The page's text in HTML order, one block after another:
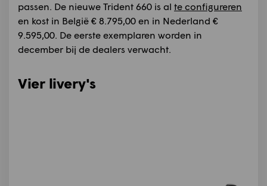
passen. De nieuwe Trident 660 is al te configureren
en kost in België € 8.795,00 en in Nederland €
9.595,00. De eerste exemplaren worden in
december bij de dealers verwacht.
Vier livery's